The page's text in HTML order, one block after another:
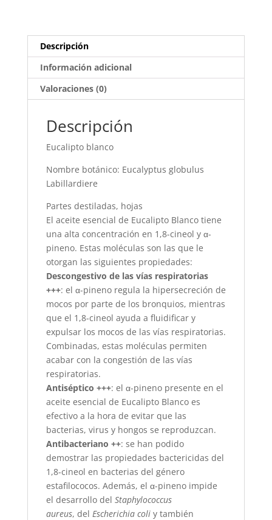
Descripción
Información adicional
Valoraciones (0)
Descripción
Eucalipto blanco
Nombre botánico: Eucalyptus globulus
Labillardiere
Partes destiladas, hojas
El aceite esencial de Eucalipto Blanco tiene
una alta concentración en 1,8-cineol y α-
pineno. Estas moléculas son las que le
otorgan las siguientes propiedades:
Descongestivo de las vías respiratorias
+++: el α-pineno regula la hipersecreción de
mocos por parte de los bronquios, mientras
que el 1,8-cineol ayuda a fluidificar y
expulsar los mocos de las vías respiratorias.
Combinadas, estas moléculas permiten
acabar con la congestión de las vías
respiratorias.
Antiséptico +++: el α-pineno presente en el
aceite esencial de Eucalipto Blanco es
efectivo a la hora de evitar que las
bacterias, virus y hongos se reproduzcan.
Antibacteriano ++: se han podido
demostrar las propiedades bactericidas del
1,8-cineol en bacterias del género
estafilococos. Además, el α-pineno impide
el desarrollo del Staphylococcus
aureus, del Escherichia coliy también